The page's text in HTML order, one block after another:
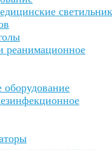
реанимационное
оборудование